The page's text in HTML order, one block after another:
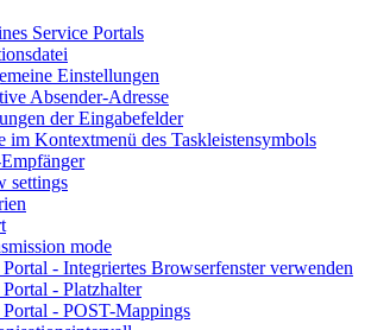
Service Portals
Einstellungen
Absender-Adresse
der Eingabefelder
im Kontextmenü des Taskleistensymbols
settings
mode
Portal - Integriertes Browserfenster verwenden
- Platzhalter
Portal - POST-Mappings